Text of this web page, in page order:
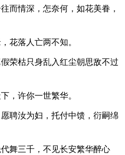
情深，怎奈何，如花美眷，
落人亡两不知。
枯只身乱入红尘朝思敌不过
许你一世繁华。
汝为妇，托付中馈，衍嗣绵
三千，不见长安繁华醉心